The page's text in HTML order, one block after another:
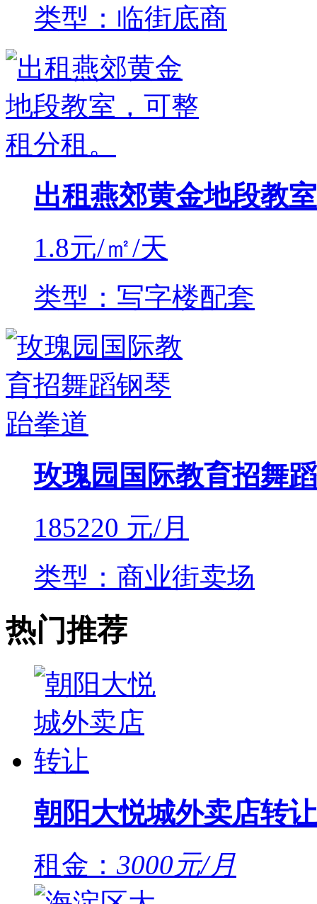
类型：临街底商
出租燕郊黄金地段教
1.8元/㎡/天
类型：写字楼配套
玫瑰园国际教育招舞
185220 元/月
类型：商业街卖场
热门推荐
朝阳大悦城外卖店转让
租金： 3000元/月